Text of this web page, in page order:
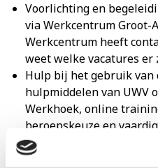
Voorlichting en
via Werkcentrum Groot-
Werkcentrum heeft
weet welke vacatures er
Hulp bij het gebruik van
hulpmiddelen van UWV
Werkhoek, online
beroepskeuze en
Je kunt eerder
hulp, zoals schuldhulp,